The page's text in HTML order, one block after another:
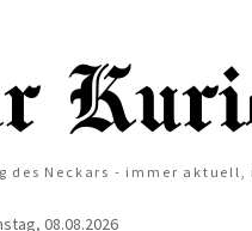
Neckars - immer aktuell,
08.08.2026